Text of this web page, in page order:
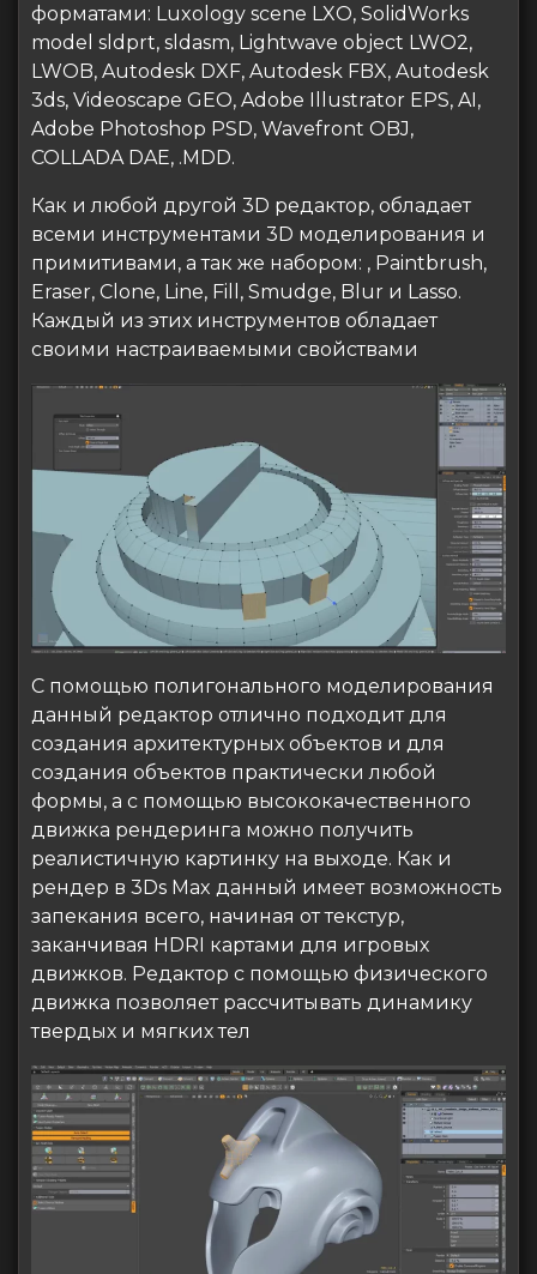
форматами: Luxology scene LXO, SolidWorks
model sldprt, sldasm, Lightwave object LWO2,
LWOB, Autodesk DXF, Autodesk FBX, Autodesk
3ds, Videoscape GEO, Adobe Illustrator EPS, AI,
Adobe Photoshop PSD, Wavefront OBJ,
COLLADA DAE, .MDD.
Как и любой другой 3D редактор, обладает
всеми инструментами 3D моделирования и
примитивами, а так же набором: , Paintbrush,
Eraser, Clone, Line, Fill, Smudge, Blur и Lasso.
Каждый из этих инструментов обладает
своими настраиваемыми свойствами
С помощью полигонального моделирования
данный редактор отлично подходит для
создания архитектурных объектов и для
создания объектов практически любой
формы, а с помощью высококачественного
движка рендеринга можно получить
реалистичную картинку на выходе. Как и
рендер в 3Ds Max данный имеет возможность
запекания всего, начиная от текстур,
заканчивая HDRI картами для игровых
движков. Редактор с помощью физического
движка позволяет рассчитывать динамику
твердых и мягких тел